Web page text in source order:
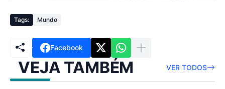
Tags: Mundo
Facebook
VEJA TAMBÉM VER TODOS